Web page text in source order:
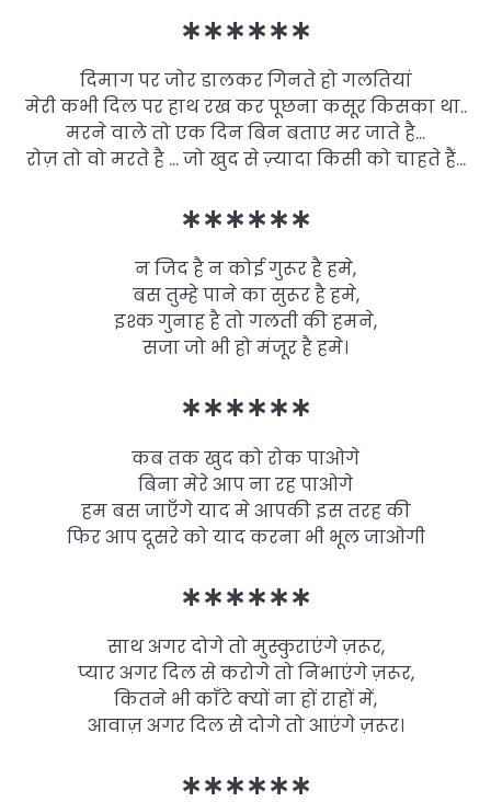
∗∗∗∗∗∗
दिमाग पर जोर डालकर गिनते हो गलतियां
​मेरी कभी दिल पर हाथ रख कर पूछना कसूर किसका था..
मरने वाले तो एक दिन बिन बताए मर जाते है…
रोज़ तो वो मरते है … जो खुद से ज़्यादा किसी को चाहते हैं…
∗∗∗∗∗∗
न जिद है न कोई गुरूर है हमे,
बस तुम्हे पाने का सुरूर है हमे,
इश्क गुनाह है तो गलती की हमने,
सजा जो भी हो मंजूर है हमे।
∗∗∗∗∗∗
कब तक खुद को रोक पाओगे
बिना मेरे आप ना रह पाओगे
हम बस जाएँगे याद मे आपकी इस तरह की
फिर आप दूसरे को याद करना भी भूल जाओगी
∗∗∗∗∗∗
साथ अगर दोगे तो मुस्कुराएंगे ज़रूर,
प्यार अगर दिल से करोगे तो निभाएंगे ज़रूर,
कितने भी काँटे क्यों ना हों राहों में,
आवाज़ अगर दिल से दोगे तो आएंगे ज़रूर।
∗∗∗∗∗∗